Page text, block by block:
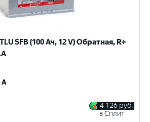
SFB (100 Ач, 12 V) Обратная, R+
A
4 126 руб.
в Сплит